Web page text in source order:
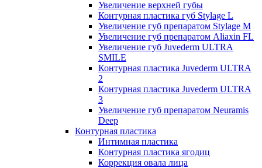
Увеличение верхней губы
Контурная пластика губ Stylage L
Увеличение губ препаратом Stylage M
Увеличение губ препаратом Aliaxin FL
Увеличение губ Juvederm ULTRA
SMILE
Контурная пластика Juvederm ULTRA
2
Контурная пластика Juvederm ULTRA
3
Увеличение губ препаратом Neuramis
Deep
Контурная пластика
Интимная пластика
Контурная пластика ягодиц
Коррекция овала лица